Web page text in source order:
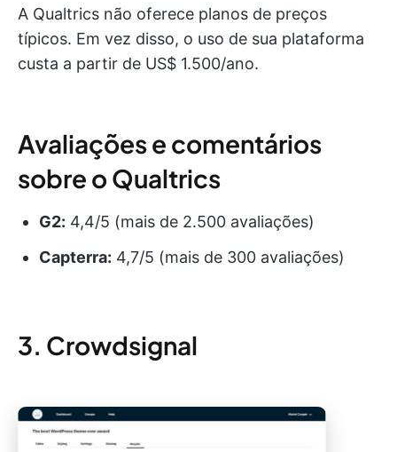
A Qualtrics não oferece planos de preços
típicos. Em vez disso, o uso de sua plataforma
custa a partir de US$ 1.500/ano.
Avaliações e comentários
sobre o Qualtrics
G2: 4,4/5 (mais de 2.500 avaliações)
Capterra: 4,7/5 (mais de 300 avaliações)
3. Crowdsignal